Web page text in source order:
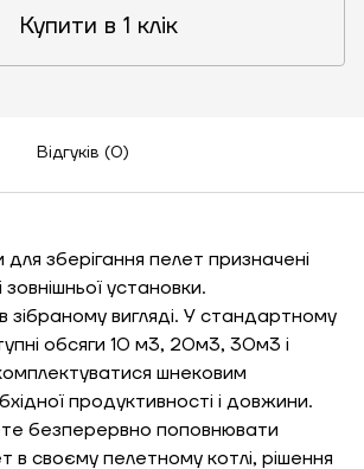
Купити в 1 клік
Відгуків (0)
зберігання пелет призначені
зовнішньої установки.
зібраному вигляді. У стандартному
обсяги 10 м3, 20м3, 30м3 і
шнековим
продуктивності і довжини.
безперервно поповнювати
в своєму пелетному котлі, рішення
Замовити
дзвінок
ПОСЛУГУ МОНТАЖУ